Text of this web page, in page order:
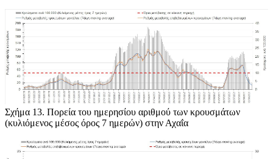
Σχήμα 13. Πορεία του ημερησίου αριθμού των κρουσμάτων
(κυλιόμενος μέσος όρος 7 ημερών) στην Αχαΐα